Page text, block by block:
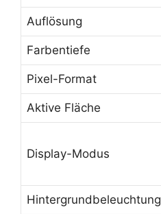
Auflösung
Farbentiefe
Pixel-Format
Aktive Fläche
Display-Modus
Hintergrundbeleuchtung